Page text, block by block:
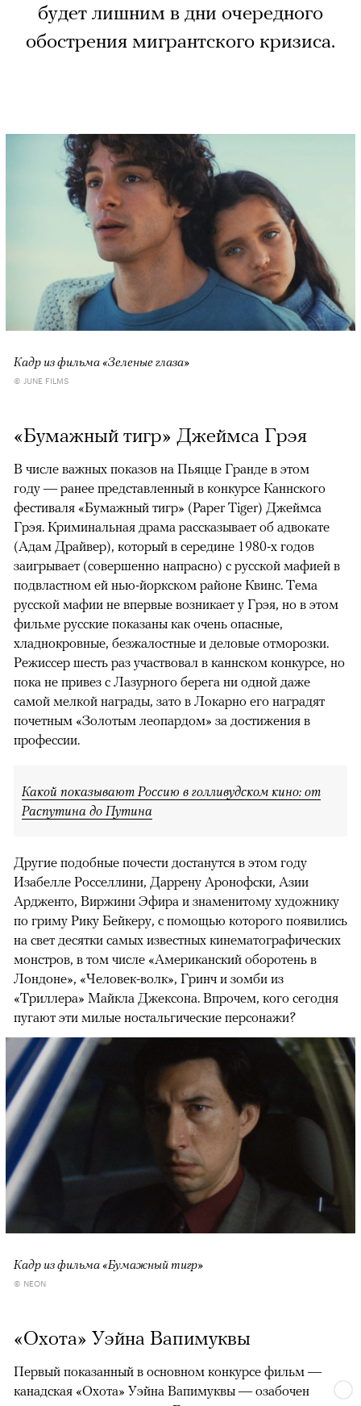
будет лишним в дни очередного
обострения мигрантского кризиса.
Кадр из фильма «Зеленые глаза»
© JUNE FILMS
«Бумажный тигр» Джеймса Грэя
В числе важных показов на Пьяцце Гранде в этом
году — ранее представленный в конкурсе Каннского
фестиваля «Бумажный тигр» (Paper Tiger) Джеймса
Грэя. Криминальная драма рассказывает об адвокате
(Адам Драйвер), который в середине 1980-х годов
заигрывает (совершенно напрасно) с русской мафией в
подвластном ей нью-йоркском районе Квинс. Тема
русской мафии не впервые возникает у Грэя, но в этом
фильме русские показаны как очень опасные,
хладнокровные, безжалостные и деловые отморозки.
Режиссер шесть раз участвовал в каннском конкурсе, но
пока не привез с Лазурного берега ни одной даже
самой мелкой награды, зато в Локарно его наградят
почетным «Золотым леопардом» за достижения в
профессии.
Какой показывают Россию в голливудском кино: от
Распутина до Путина
Другие подобные почести достанутся в этом году
Изабелле Росселлини, Даррену Аронофски, Азии
Ардженто, Виржини Эфира и знаменитому художнику
по гриму Рику Бейкеру, с помощью которого появились
на свет десятки самых известных кинематографических
монстров, в том числе «Американский оборотень в
Лондоне», «Человек-волк», Гринч и зомби из
«Триллера» Майкла Джексона. Впрочем, кого сегодня
пугают эти милые ностальгические персонажи?
Кадр из фильма «Бумажный тигр»
© NEON
«Охота» Уэйна Вапимуквы
Первый показанный в основном конкурсе фильм —
канадская «Охота» Уэйна Вапимуквы — озабочен